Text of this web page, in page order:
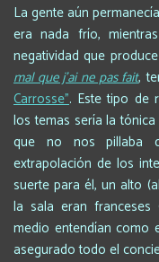
La gente aún
era nada frío,
negatividad que
mal que j’ai ne pas fait,
Carrosse”. Este tipo de
los temas sería la
que no nos pillaba
extrapolación de los
suerte para él, un alto
la sala eran
medio entendían como
asegurado todo el